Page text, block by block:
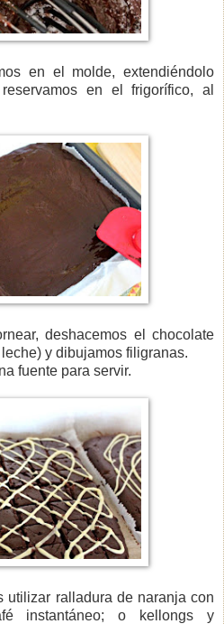
en el molde, extendiéndolo
en el frigorífico, al
deshacemos el chocolate
y dibujamos filigranas.
fuente para servir.
utilizar ralladura de naranja con
instantáneo; o kellongs y